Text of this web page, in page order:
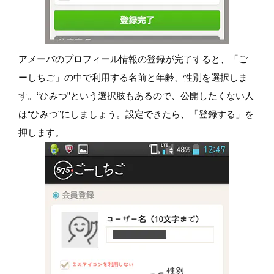
アメーバのプロフィール情報の登録が完了すると、「ご
ーしちご」の中で利用する名前と年齢、性別を選択しま
す。“ひみつ”という選択肢もあるので、公開したくない人
は“ひみつ”にしましょう。設定できたら、「登録する」を
押します。